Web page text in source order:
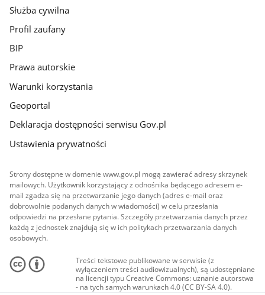
Służba cywilna
Profil zaufany
BIP
Prawa autorskie
Warunki korzystania
Geoportal
Deklaracja dostępności serwisu Gov.pl
Ustawienia prywatności
Strony dostępne w domenie www.gov.pl mogą zawierać adresy skrzynek
mailowych. Użytkownik korzystający z odnośnika będącego adresem e-
mail zgadza się na przetwarzanie jego danych (adres e-mail oraz
dobrowolnie podanych danych w wiadomości) w celu przesłania
odpowiedzi na przesłane pytania. Szczegóły przetwarzania danych przez
każdą z jednostek znajdują się w ich politykach przetwarzania danych
osobowych.
Treści tekstowe publikowane w serwisie (z
wyłączeniem treści audiowizualnych), są udostępniane
na licencji typu Creative Commons: uznanie autorstwa
- na tych samych warunkach 4.0 (CC BY-SA 4.0).